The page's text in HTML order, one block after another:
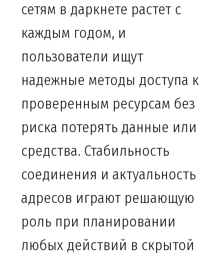
сетям в даркнете растет с
каждым годом, и
пользователи ищут
надежные методы доступа к
проверенным ресурсам без
риска потерять данные или
средства. Стабильность
соединения и актуальность
адресов играют решающую
роль при планировании
любых действий в скрытой